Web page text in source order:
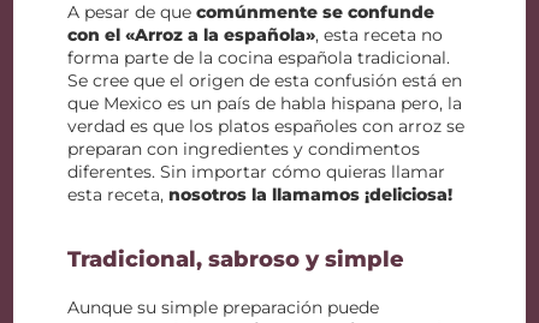
A pesar de quecomúnmente se confunde
con el «Arroz a la española», esta receta no
forma parte de la cocina española tradicional.
Se cree que el origen de esta confusión está en
que Mexico es un país de habla hispana pero, la
verdad es que los platos españoles con arroz se
preparan con ingredientes y condimentos
diferentes. Sin importar cómo quieras llamar
esta receta,nosotros la llamamos ¡deliciosa!
Tradicional, sabroso y simple
Aunque su simple preparación puede